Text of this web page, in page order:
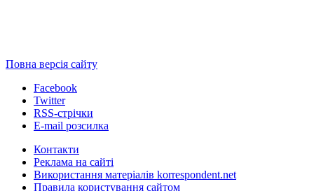
Повна версія сайту
Facebook
Twitter
RSS-стрічки
E-mail розсилка
Контакти
Реклама на сайті
Використання матеріалів korrespondent.net
Правила користування сайтом